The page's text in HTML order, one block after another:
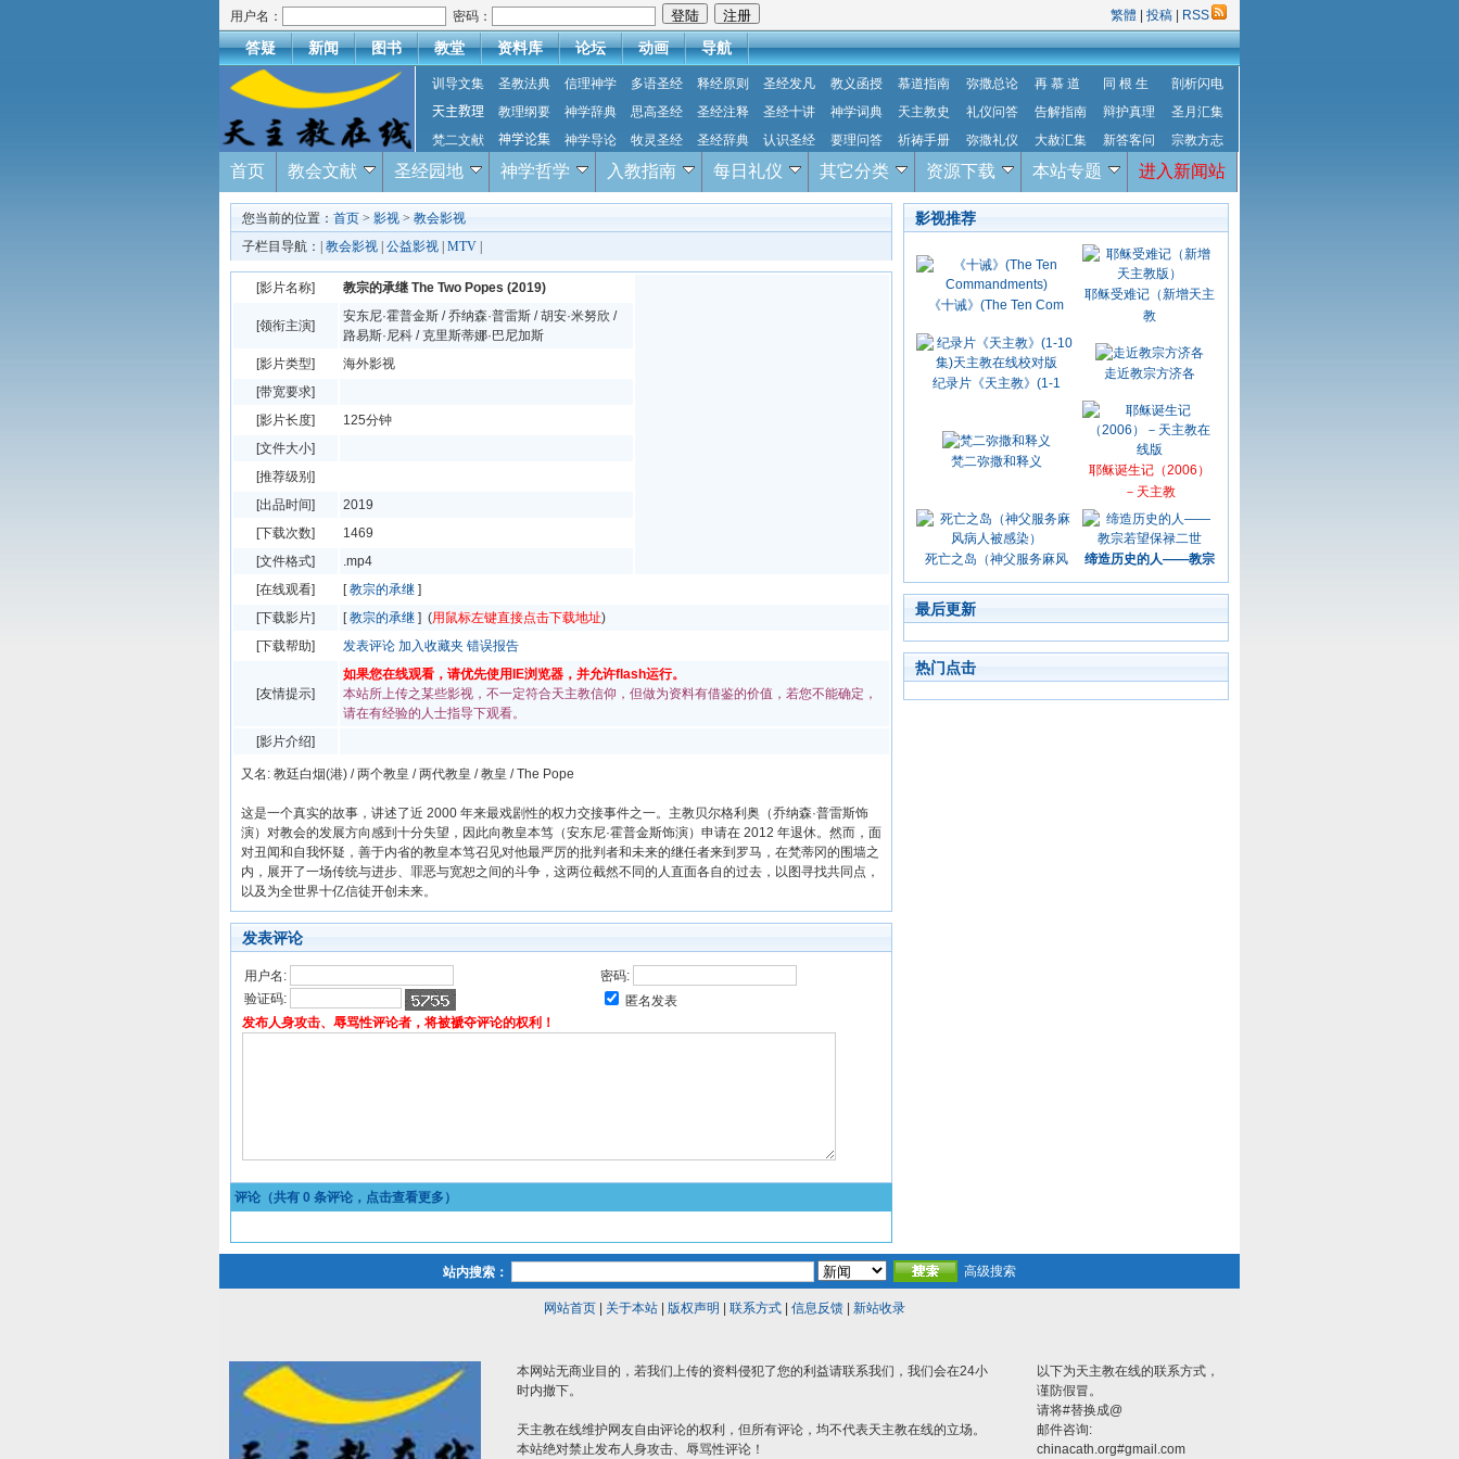
用户名： 密码： 繁體 投稿 RSS
答疑 新闻 图书 教堂 资料库 论坛 动画 导航
训导文集 圣教法典 信理神学 多语圣经 释经原则 圣经发凡 教义函授 慕道指南 弥撒总论 再 慕 道 同 根 生
剖析闪电
天主教理
教理纲要 神学辞典 思高圣经 圣经注释 圣经十讲 神学词典 天主教史 礼仪问答 告解指南 辩护真理
圣月汇集
梵二文献
神学论集 神学导论 牧灵圣经 圣经辞典 认识圣经 要理问答 祈祷手册 弥撒礼仪 大赦汇集 新答客问 宗教方志
首页 教会文献 圣经园地 神学哲学 入教指南 每日礼仪 其它分类 资源下载 本站专题 进入新闻站
您当前的位置： 首页 > 影视 > 教会影视
子栏目导航：| 教会影视 公益影视 MTV
[影片名称] 教宗的承继 The Two Popes (2019)
[领衔主演]
安东尼·霍普金斯 / 乔纳森·普雷斯 / 胡安·米努欣 /
路易斯·尼科 / 克里斯蒂娜·巴尼加斯
[影片类型]
海外影视
[带宽要求]
[影片长度]
125分钟
[文件大小]
[推荐级别]
[出品时间]
2019
[下载次数]
1469
[文件格式]
.mp4
[在线观看]
[教宗的承继 ]
[下载影片]
[教宗的承继 ] (用鼠标左键直接点击下载地址)
[下载帮助]
发表评论 加入收藏夹 错误报告
[友情提示]
如果您在线观看，请优先使用IE浏览器，并允许flash运行。
本站所上传之某些影视，不一定符合天主教信仰，但做为资料有借鉴的价值，若您不能确定，
请在有经验的人士指导下观看。
[影片介绍]
又名: 教廷白烟(港) / 两个教皇 / 两代教皇 / 教皇 / The Pope
这是一个真实的故事，讲述了近 2000 年来最戏剧性的权力交接事件之一。主教贝尔格利奥（乔纳森·普雷斯饰
演）对教会的发展方向感到十分失望，因此向教皇本笃（安东尼·霍普金斯饰演）申请在 2012 年退休。然而，面
对丑闻和自我怀疑，善于内省的教皇本笃召见对他最严厉的批判者和未来的继任者来到罗马，在梵蒂冈的围墙之
内，展开了一场传统与进步、罪恶与宽恕之间的斗争，这两位截然不同的人直面各自的过去，以图寻找共同点，
以及为全世界十亿信徒开创未来。
发表评论
用户名:
密码:
验证码:
匿名发表
发布人身攻击、辱骂性评论者，将被褫夺评论的权利！
评论（共有 0 条评论，点击查看更多）
影视推荐
《十诫》(The Ten Com
耶稣受难记（新增天主
教
纪录片《天主教》(1-1
走近教宗方济各
梵二弥撒和释义
耶稣诞生记（2006）
－天主教
死亡之岛（神父服务麻风 缔造历史的人——教宗
最后更新
热门点击
站内搜索： 高级搜索
网站首页| 关于本站| 版权声明 联系方式| 信息反馈| 新站收录
本网站无商业目的，若我们上传的资料侵犯了您的利益请联系我们，我们会在24小
时内撤下。
天主教在线维护网友自由评论的权利，但所有评论，均不代表天主教在线的立场。
本站绝对禁止发布人身攻击、辱骂性评论！
以下为天主教在线的联系方式，
谨防假冒。
请将#替换成@
邮件咨询:
chinacath.org#gmail.com